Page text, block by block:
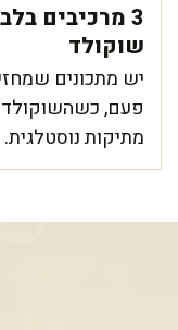
3 מרכיבים
שוקולד
יש מתכונים
פעם, כשהשוקולד
מתיקות נוסטלגית.